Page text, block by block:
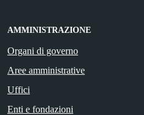
AMMINISTRAZIONE
Organi di governo
Aree amministrative
Uffici
Enti e fondazioni